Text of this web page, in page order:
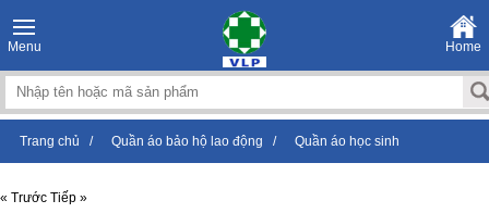
Menu Home
Trang chủ / Quần áo bảo hộ lao động / Quần áo học sinh
« Trước Tiếp »